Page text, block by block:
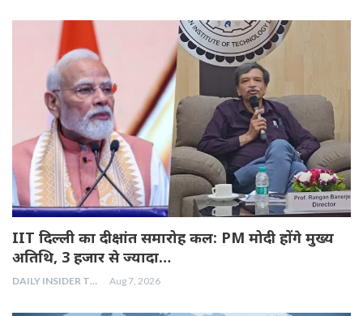
IIT दिल्ली का दीक्षांत समारोह कल: PM मोदी होंगे मुख्य
अतिथि, 3 हजार से ज्यादा…
DAILY INSIDER TEAM Aug 7, 2026